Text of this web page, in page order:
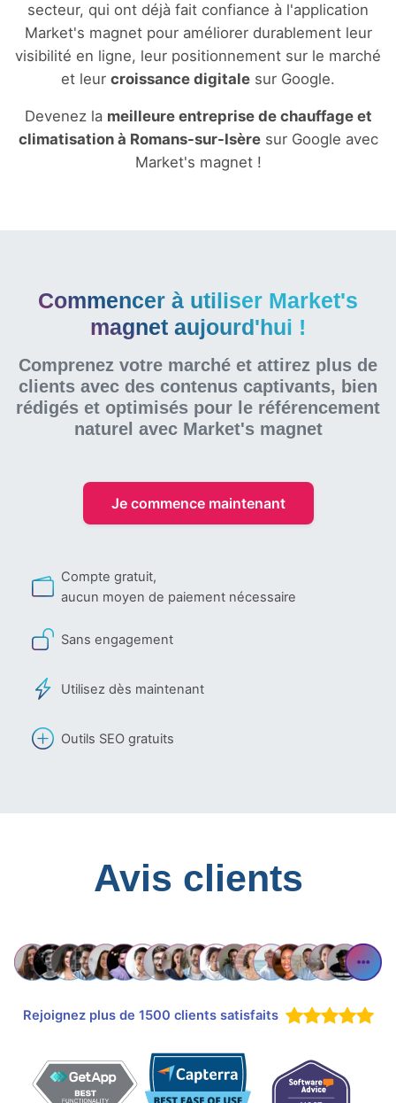
secteur, qui ont déjà fait confiance à l'application
Market's magnet pour améliorer durablement leur
visibilité en ligne, leur positionnement sur le marché
et leur croissance digitale sur Google.
Devenez la meilleure entreprise de chauffage et
climatisation à Romans-sur-Isèresur Google avec
Market's magnet !
Commencer à utiliser Market's
magnet aujourd'hui !
Comprenez votre marché et attirez plus de
clients avec des contenus captivants, bien
rédigés et optimisés pour le référencement
naturel avec Market's magnet
Je commence maintenant
Compte gratuit,
aucun moyen de paiement nécessaire
Sans engagement
Utilisez dès maintenant
Outils SEO gratuits
Avis clients
Rejoignez plus de 1500 clients satisfaits